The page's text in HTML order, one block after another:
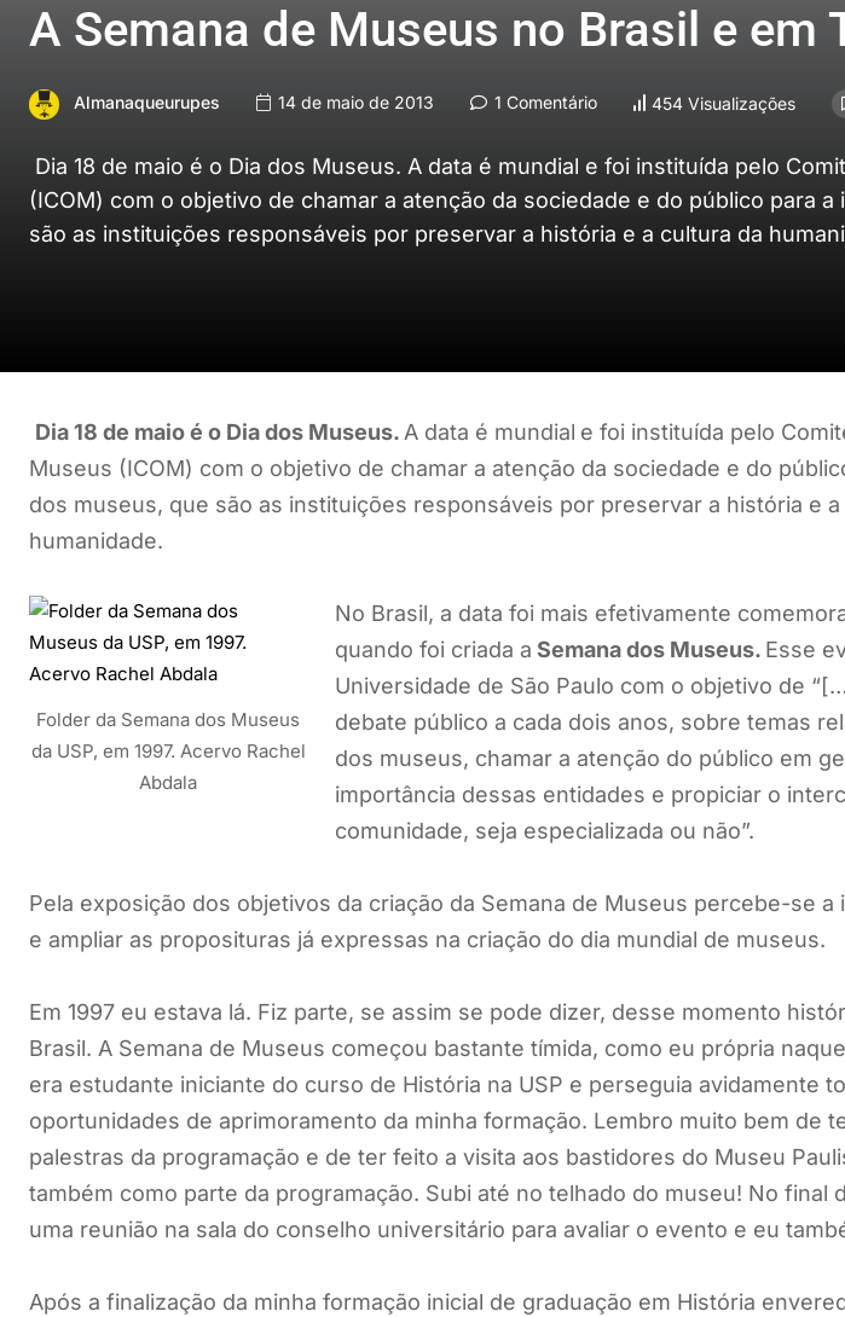
A Semana de Museus no Brasil e em
Almanaqueurupes 14 de maio de 2013 1 Comentário 454 Visualizações
Dia 18 de maio é o Dia dos Museus. A data é mundial e foi instituída pelo
(ICOM) com o objetivo de chamar a atenção da sociedade e do público para
são as instituições responsáveis por preservar a história e a cultura da
Dia 18 de maio é o Dia dos Museus. A data é mundial e foi instituída pelo
Museus (ICOM) com o objetivo de chamar a atenção da sociedade e do
dos museus, que são as instituições responsáveis por preservar a história e a
humanidade.
Folder da Semana dos Museus
da USP, em 1997. Acervo Rachel
Abdala
No Brasil, a data foi mais efetivamente
quando foi criada a Semana dos Museus. Esse
Universidade de São Paulo com o objetivo de
debate público a cada dois anos, sobre temas
dos museus, chamar a atenção do público em
importância dessas entidades e propiciar o
comunidade, seja especializada ou não”.
Pela exposição dos objetivos da criação da Semana de Museus percebe-se
e ampliar as proposituras já expressas na criação do dia mundial de museus.
Em 1997 eu estava lá. Fiz parte, se assim se pode dizer, desse momento
Brasil. A Semana de Museus começou bastante tímida, como eu própria
era estudante iniciante do curso de História na USP e perseguia avidamente
oportunidades de aprimoramento da minha formação. Lembro muito bem de
palestras da programação e de ter feito a visita aos bastidores do Museu
também como parte da programação. Subi até no telhado do museu! No final
uma reunião na sala do conselho universitário para avaliar o evento e eu
Após a finalização da minha formação inicial de graduação em História